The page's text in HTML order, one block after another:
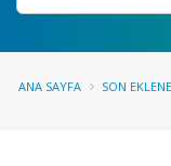
ANA SAYFA SON